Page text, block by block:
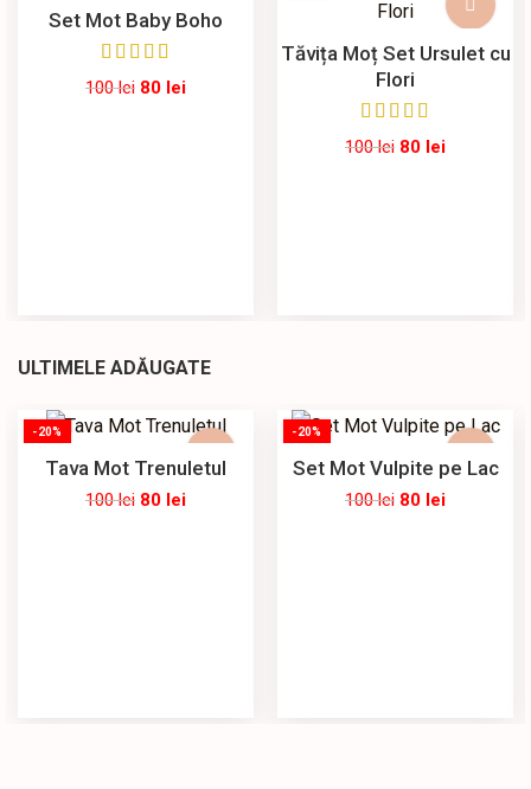
Set Mot Baby Boho
100lei 80 lei
Tăvița Moț Set Ursulet cu
Flori
100lei 80 lei
ULTIMELE ADĂUGATE
-20%
Tava Mot Trenuletul
100lei 80 lei
-20%
Set Mot Vulpite pe Lac
100lei 80 lei